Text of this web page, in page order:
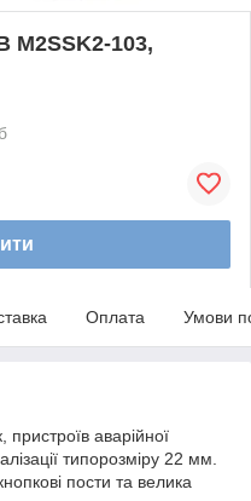
M2SSK2-103,
Оплата Умови
аварійної
типорозміру 22 мм.
пости та велика